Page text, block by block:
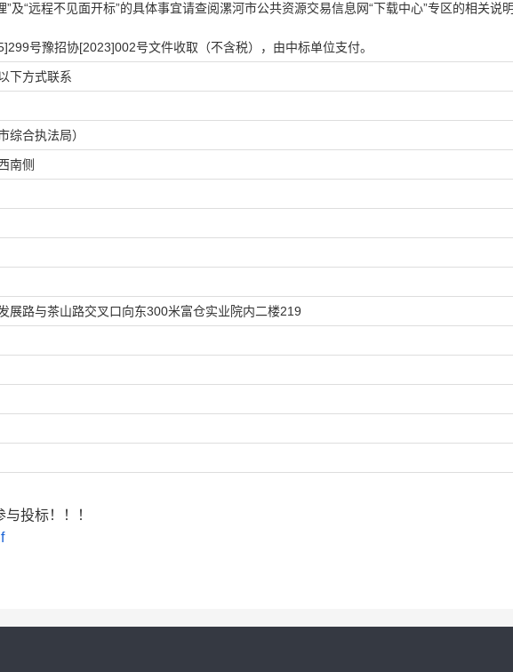
及“远程不见面开标”的具体事宜请查阅漯河市公共资源交易信息网“下载中心”专区的相关说
号豫招协[2023]002号文件收取（不含税），由中标单位支付。
下方式联系
综合执法局）
南侧
展路与茶山路交叉口向东300米富仓实业院内二楼219
投标！！！